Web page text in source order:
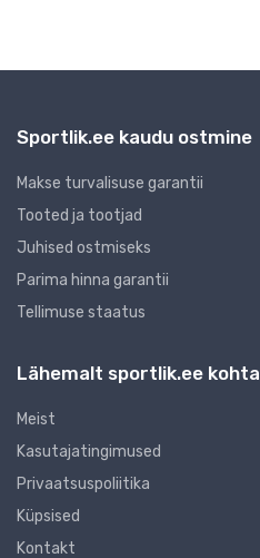
Sportlik.ee kaudu ostmine
Makse turvalisuse garantii
Tooted ja tootjad
Juhised ostmiseks
Parima hinna garantii
Tellimuse staatus
Lähemalt sportlik.ee kohta
Meist
Kasutajatingimused
Privaatsuspoliitika
Küpsised
Kontakt